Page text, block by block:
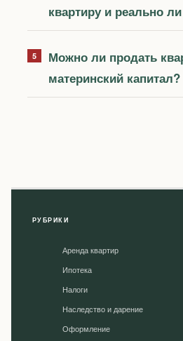
квартиру и реально
Можно ли продать
материнский капитал?
РУБРИКИ
Аренда квартир
Ипотека
Налоги
Наследство и дарение
Оформление